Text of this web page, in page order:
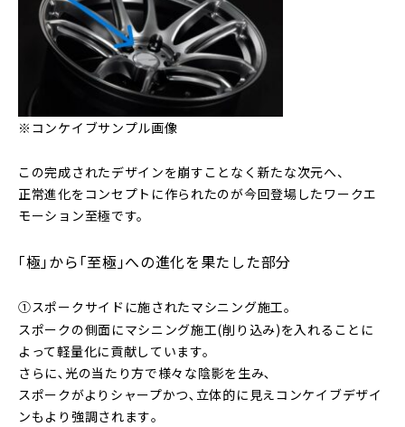
※コンケイブサンプル画像
この完成されたデザインを崩すことなく新たな次元へ、
正常進化をコンセプトに作られたのが今回登場したワークエ
モーション至極です。
｢極｣から｢至極｣への進化を果たした部分
①スポークサイドに施されたマシニング施工｡
スポークの側面にマシニング施工(削り込み)を入れることに
よって軽量化に貢献しています。
さらに､光の当たり方で様々な陰影を生み､
スポークがよりシャープかつ､立体的に見えコンケイブデザイ
ンもより強調されます｡